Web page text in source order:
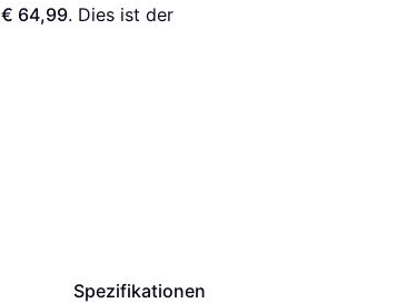
€ 64,99. Dies ist der
Spezifikationen